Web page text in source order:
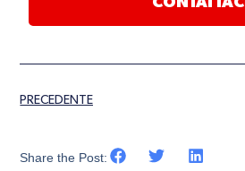
PRECEDENTE
Share the Post: